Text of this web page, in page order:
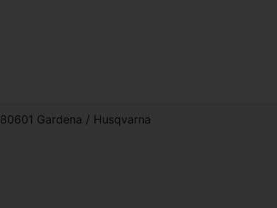
Gardena / Husqvarna